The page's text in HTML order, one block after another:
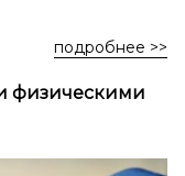
подробнее >>
физическими